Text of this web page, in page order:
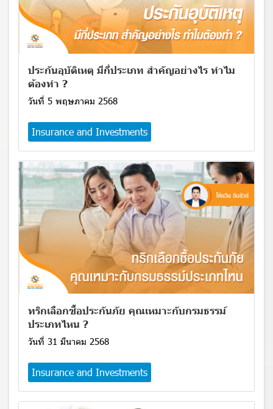
ประกันอุบัติเหตุ มีกี่ประเภท สำคัญอย่างไร ทำไม
ต้องทำ ?
วันที่ 5 พฤษภาคม 2568
Insurance and Investments
ทริกเลือกซื้อประกันภัย คุณเหมาะกับกรมธรรม์
ประเภทไหน ?
วันที่ 31 มีนาคม 2568
Insurance and Investments